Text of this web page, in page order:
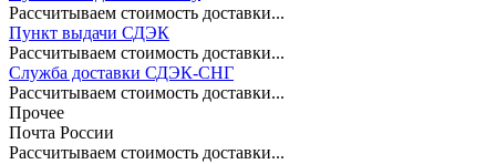
Рассчитываем стоимость доставки...
Пункт выдачи СДЭК
Рассчитываем стоимость доставки...
Служба доставки СДЭК-СНГ
Рассчитываем стоимость доставки...
Прочее
Почта России
Рассчитываем стоимость доставки...